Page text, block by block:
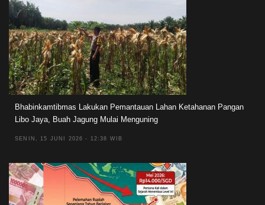
Bhabinkamtibmas Lakukan Pemantauan Lahan Ketahanan Pangan
Libo Jaya, Buah Jagung Mulai Menguning
SENIN, 15 JUNI 2026 - 12:38 WIB